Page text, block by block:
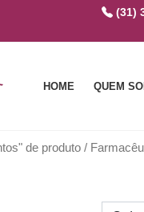
(31)
HOME QUEM
de produto /